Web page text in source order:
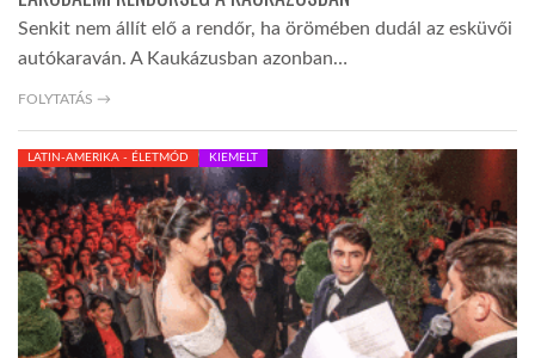
GLOBOZSARU
DOBRAVERO.HU
LATIMO.HU
Senkit nem állít elő a rendőr, ha örömében dudál az esküvői
autókaraván. A Kaukázusban azonban…
FOLYTATÁS →
LATIN-AMERIKA - ÉLETMÓD KIEMELT